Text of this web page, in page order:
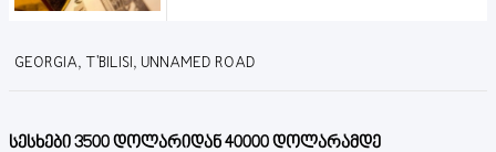
GEORGIA, T'BILISI, UNNAMED ROAD
სესხები 3500 დოლარიდან 40000 დოლარამდე